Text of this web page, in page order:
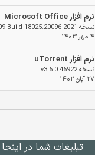
نرم افزار Microsoft Office
نسخه 2021 VL v2409 Build 18025.20096
۴ مهر ۱۴۰۳
نرم افزار uTorrent
نسخه v3.6.0.46922
۲۷ آبان ۱۴۰۲
تبلیغات شما در اینجا